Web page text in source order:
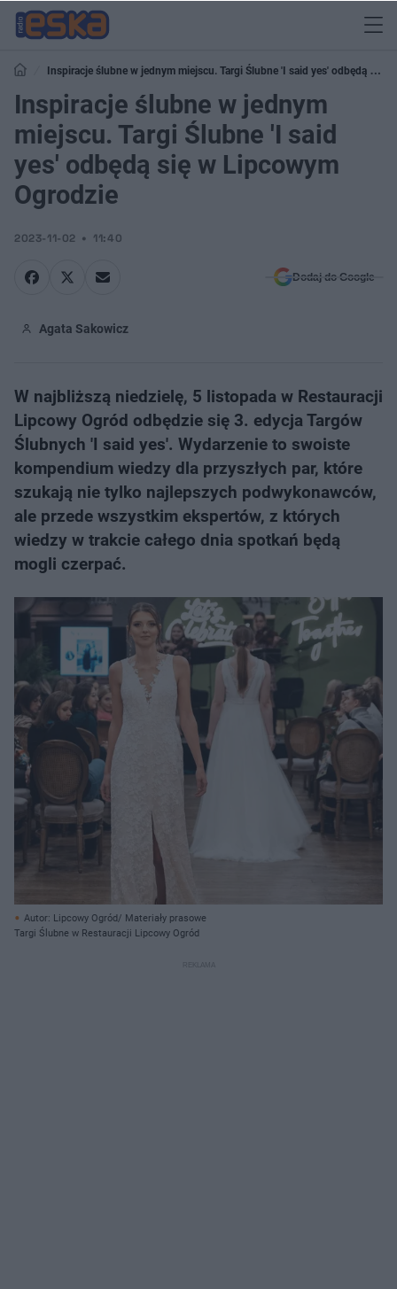
Inspiracje ślubne w jednym miejscu. Targi Ślubne 'I said yes' odbędą się w
Lipcowym Ogrodzie
Inspiracje ślubne w jednym
miejscu. Targi Ślubne 'I said
yes' odbędą się w Lipcowym
Ogrodzie
2023-11-02 11:40
Dodaj do Google
Agata Sakowicz
W najbliższą niedzielę, 5 listopada w Restauracji
Lipcowy Ogród odbędzie się 3. edycja Targów
Ślubnych 'I said yes'. Wydarzenie to swoiste
kompendium wiedzy dla przyszłych par, które
szukają nie tylko najlepszych podwykonawców,
ale przede wszystkim ekspertów, z których
wiedzy w trakcie całego dnia spotkań będą
mogli czerpać.
Autor: Lipcowy Ogród/ Materiały prasowe
Targi Ślubne w Restauracji Lipcowy Ogród